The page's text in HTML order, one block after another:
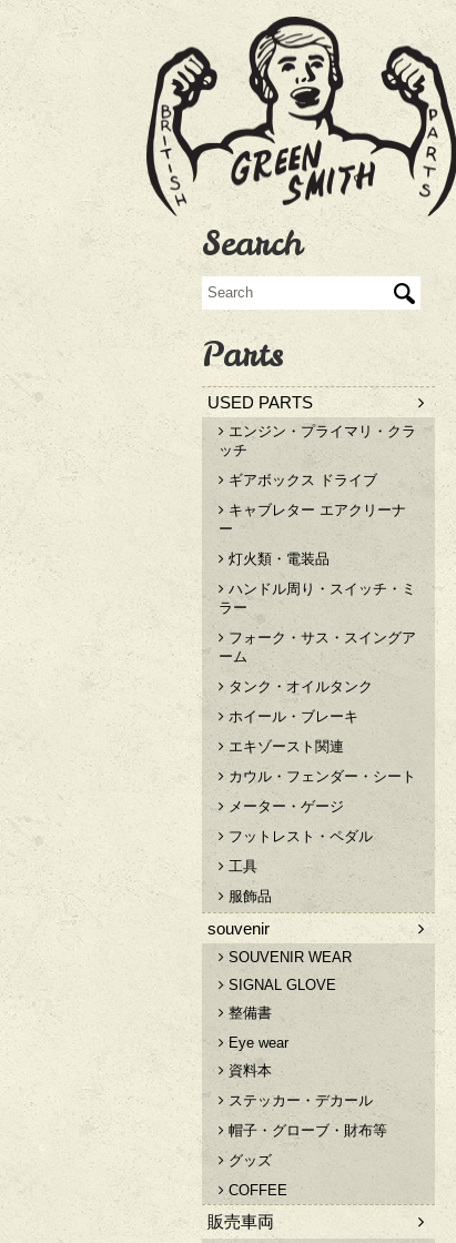
Search
Parts
USED PARTS
エンジン・プライマリ・クラ
ッチ
ギアボックス ドライブ
キャブレター エアクリーナ
ー
灯火類・電装品
ハンドル周り・スイッチ・ミ
ラー
フォーク・サス・スイングア
ーム
タンク・オイルタンク
ホイール・ブレーキ
エキゾースト関連
カウル・フェンダー・シート
メーター・ゲージ
フットレスト・ペダル
工具
服飾品
souvenir
SOUVENIR WEAR
SIGNAL GLOVE
整備書
Eye wear
資料本
ステッカー・デカール
帽子・グローブ・財布等
グッズ
COFFEE
販売車両